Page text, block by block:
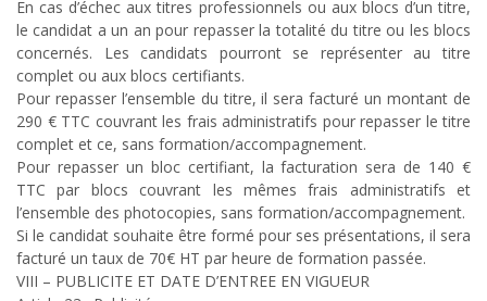
En cas d’échec aux titres professionnels ou aux blocs d’un titre,
le candidat a un an pour repasser la totalité du titre ou les blocs
concernés. Les candidats pourront se représenter au titre
complet ou aux blocs certifiants.
Pour repasser l’ensemble du titre, il sera facturé un montant de
290 € TTC couvrant les frais administratifs pour repasser le titre
complet et ce, sans formation/accompagnement.
Pour repasser un bloc certifiant, la facturation sera de 140 €
TTC par blocs couvrant les mêmes frais administratifs et
l’ensemble des photocopies, sans formation/accompagnement.
Si le candidat souhaite être formé pour ses présentations, il sera
facturé un taux de 70€ HT par heure de formation passée.
VIII – PUBLICITE ET DATE D’ENTREE EN VIGUEUR